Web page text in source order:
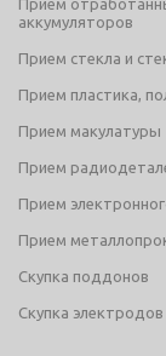
Прием
аккумуляторов
Прием стекла и
Прием пластика,
Прием макулатуры
Прием
Прием
Прием
Скупка поддонов
Скупка электродов